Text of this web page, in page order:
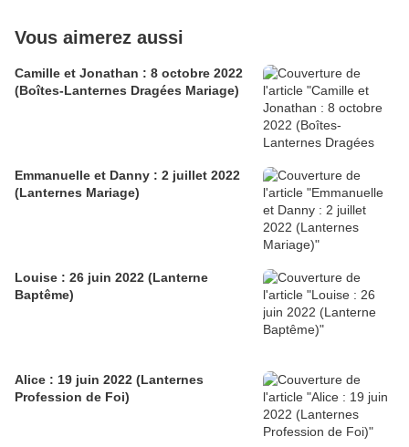
Vous aimerez aussi
Camille et Jonathan : 8 octobre 2022
(Boîtes-Lanternes Dragées Mariage)
Emmanuelle et Danny : 2 juillet 2022
(Lanternes Mariage)
Louise : 26 juin 2022 (Lanterne
Baptême)
Alice : 19 juin 2022 (Lanternes
Profession de Foi)